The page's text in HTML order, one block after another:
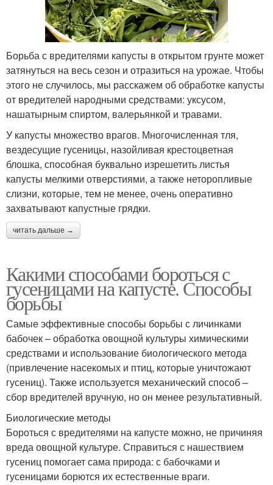
Борьба с вредителями капусты в открытом грунте может
затянуться на весь сезон и отразиться на урожае. Чтобы
этого не случилось, мы расскажем об обработке капусты
от вредителей народными средствами: уксусом,
нашатырным спиртом, валерьянкой и травами.
У капусты множество врагов. Многочисленная тля,
вездесущие гусеницы, назойливая крестоцветная
блошка, способная буквально изрешетить листья
капусты мелкими отверстиями, а также неторопливые
слизни, которые, тем не менее, очень оперативно
захватывают капустные грядки.
читать дальше →
Какими способами бороться с
гусеницами на капусте. Способы
борьбы
Самые эффективные способы борьбы с личинками
бабочек – обработка овощной культуры химическими
средствами и использование биологического метода
(привлечение насекомых и птиц, которые уничтожают
гусениц). Также используется механический способ –
сбор вредителей вручную, но он менее результативный.
Биологические методы
Бороться с вредителями на капусте можно, не причиняя
вреда овощной культуре. Справиться с нашествием
гусениц помогает сама природа: с бабочками и
гусеницами борются их естественные враги.